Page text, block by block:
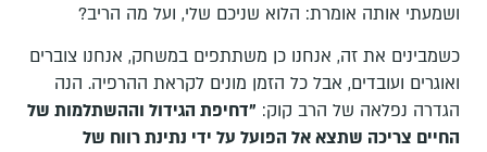
ושמעתי אותה אומרת: הלוא שניכם שלי, ועל מה הריב?
כשמבינים את זה, אנחנו כן משתתפים במשחק, אנחנו צוברים
ואוגרים ועובדים, אבל כל הזמן מונים לקראת ההרפיה. הנה
הגדרה נפלאה של הרב קוק: "דחיפת הגידול וההשתלמות של
החיים צריכה שתצא אל הפועל על ידי נתינת רווח של